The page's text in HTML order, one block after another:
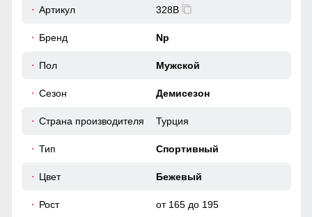
Вместительные карманы
Несъемный ветрозащитный капюшон
Капюшон надежно защищает от различных внешних
Артикул 328B
Бренд Np
Пол Мужской
Сезон Демисезон
Страна производителя Турция
Тип Спортивный
Цвет Бежевый
Рост от 165 до 195